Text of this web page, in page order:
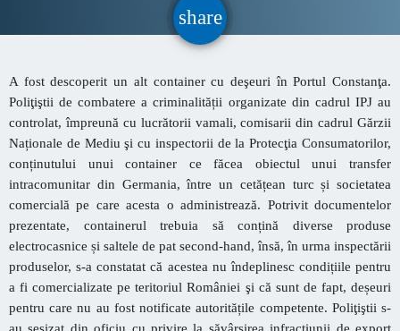
INFORMATII UTILE
Destinația Mamaia-Constanța devine capitala vizuală a
litoralului
Inaugurarea Centrului de îngrijire a persoanelor cu
afecțiuni Alzheimer – UAMS Agigea
SEAS 2026 aduce spectacolul în stradă
Proiectul „Safe City”
SNC a lansat la apă nava „Histria Elara”
share
email
A fost descoperit un alt container cu deşeuri în Portul Constanţa.
Poliţiştii de combatere a criminalității organizate din cadrul IPJ au
controlat, împreună cu lucrătorii vamali, comisarii din cadrul Gărzii
Naționale de Mediu şi cu inspectorii de la Protecţia Consumatorilor,
conținutului unui container ce făcea obiectul unui transfer
intracomunitar din Germania, între un cetățean turc și societatea
comercială pe care acesta o administrează. Potrivit documentelor
prezentate, containerul trebuia să conțină diverse produse
electrocasnice și saltele de pat second-hand, însă, în urma inspectării
produselor, s-a constatat că acestea nu îndeplinesc condițiile pentru
a fi comercializate pe teritoriul României şi că sunt de fapt, deșeuri
pentru care nu au fost notificate autoritățile competente. Poliţiştii s-